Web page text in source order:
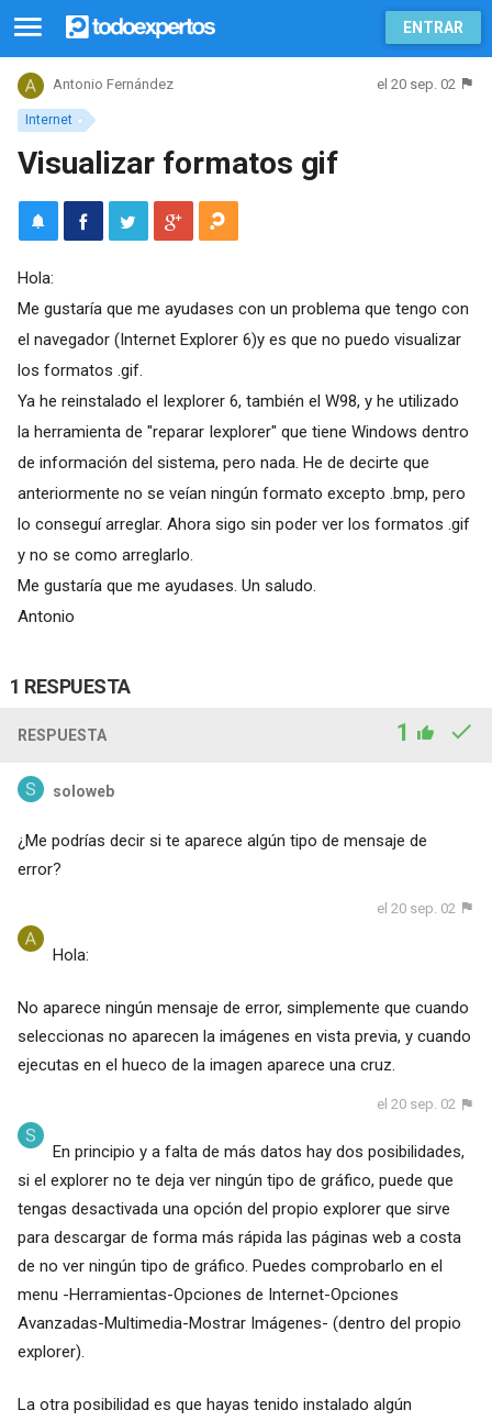
ENTRAR
Internet
Antonio Fernández el 20 sep. 02
Visualizar formatos gif
Hola:
Me gustaría que me ayudases con un problema que tengo con
el navegador (Internet Explorer 6)y es que no puedo visualizar
los formatos .gif.
Ya he reinstalado el Iexplorer 6, también el W98, y he utilizado
la herramienta de "reparar Iexplorer" que tiene Windows dentro
de información del sistema, pero nada. He de decirte que
anteriormente no se veían ningún formato excepto .bmp, pero
lo conseguí arreglar. Ahora sigo sin poder ver los formatos .gif
y no se como arreglarlo.
Me gustaría que me ayudases. Un saludo.
Antonio
1 RESPUESTA
RESPUESTA 1
soloweb
¿Me podrías decir si te aparece algún tipo de mensaje de
error?
el 20 sep. 02
Hola:
No aparece ningún mensaje de error, simplemente que cuando
seleccionas no aparecen la imágenes en vista previa, y cuando
ejecutas en el hueco de la imagen aparece una cruz.
el 20 sep. 02
En principio y a falta de más datos hay dos posibilidades,
si el explorer no te deja ver ningún tipo de gráfico, puede que
tengas desactivada una opción del propio explorer que sirve
para descargar de forma más rápida las páginas web a costa
de no ver ningún tipo de gráfico. Puedes comprobarlo en el
menu -Herramientas-Opciones de Internet-Opciones
Avanzadas-Multimedia-Mostrar Imágenes- (dentro del propio
explorer).
La otra posibilidad es que hayas tenido instalado algún